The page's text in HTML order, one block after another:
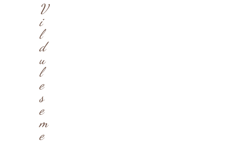
V
i
l
d
u
l
e
s
e
m
e